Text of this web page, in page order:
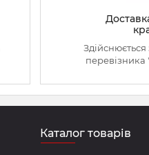
Каталог товарів